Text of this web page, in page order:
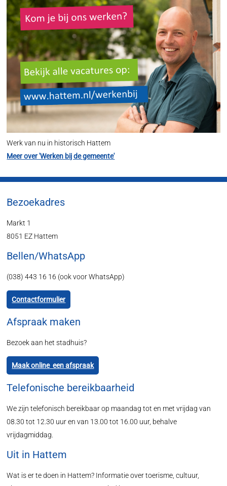
Werk van nu in historisch Hattem
Meer over 'Werken bij de gemeente'
Bezoekadres
Markt 1
8051 EZ Hattem
Bellen/WhatsApp
(038) 443 16 16 (ook voor WhatsApp)
Contactformulier
Afspraak maken
Bezoek aan het stadhuis?
Maak online een afspraak
Telefonische bereikbaarheid
We zijn telefonisch bereikbaar op maandag tot en met vrijdag van
08.30 tot 12.30 uur en van 13.00 tot 16.00 uur, behalve
vrijdagmiddag.
Uit in Hattem
Wat is er te doen in Hattem? Informatie over toerisme, cultuur,